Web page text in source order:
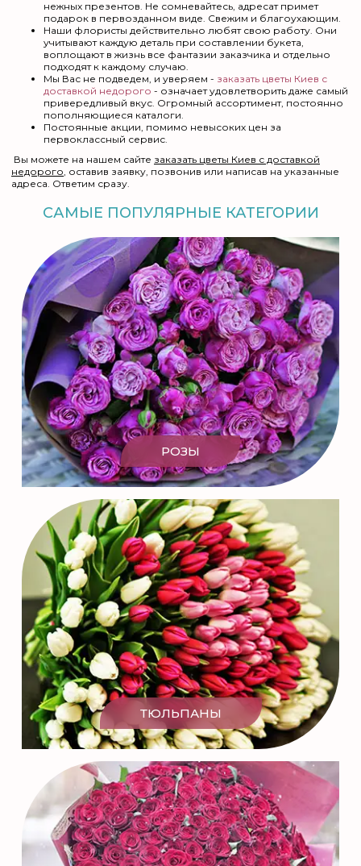
нежных презентов. Не сомневайтесь, адресат примет
подарок в первозданном виде. Свежим и благоухающим.
Наши флористы действительно любят свою работу. Они
учитывают каждую деталь при составлении букета,
воплощают в жизнь все фантазии заказчика и отдельно
подходят к каждому случаю.
Мы Вас не подведем, и уверяем - заказать цветы Киев с
доставкой недорого - означает удовлетворить даже самый
привередливый вкус. Огромный ассортимент, постоянно
пополняющиеся каталоги.
Постоянные акции, помимо невысоких цен за
первоклассный сервис.
Вы можете на нашем сайте заказать цветы Киев с доставкой
недорого , оставив заявку, позвонив или написав на указанные
адреса. Ответим сразу.
САМЫЕ ПОПУЛЯРНЫЕ КАТЕГОРИИ
РОЗЫ
ТЮЛЬПАНЫ